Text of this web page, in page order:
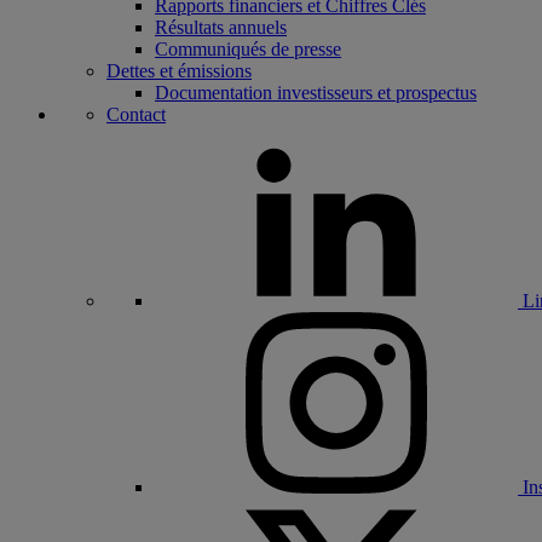
Rapports financiers et Chiffres Clés
Résultats annuels
Communiqués de presse
Dettes et émissions
Documentation investisseurs et prospectus
Contact